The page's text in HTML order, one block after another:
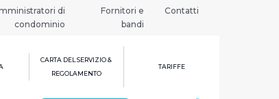
di
condominio
Fornitori e
bandi
Contatti
CARTA DEL SERVIZIO &
REGOLAMENTO
TARIFFE